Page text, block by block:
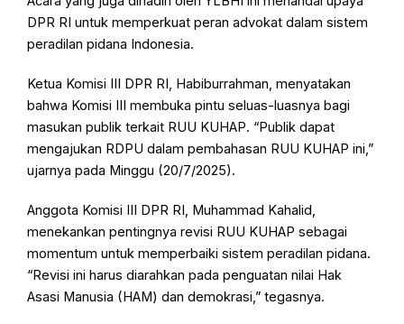
DPR RI untuk memperkuat peran advokat dalam sistem
peradilan pidana Indonesia.
Ketua Komisi III DPR RI, Habiburrahman, menyatakan
bahwa Komisi III membuka pintu seluas-luasnya bagi
masukan publik terkait RUU KUHAP. “Publik dapat
mengajukan RDPU dalam pembahasan RUU KUHAP ini,”
ujarnya pada Minggu (20/7/2025).
Anggota Komisi III DPR RI, Muhammad Kahalid,
menekankan pentingnya revisi RUU KUHAP sebagai
momentum untuk memperbaiki sistem peradilan pidana.
“Revisi ini harus diarahkan pada penguatan nilai Hak
Asasi Manusia (HAM) dan demokrasi,” tegasnya.